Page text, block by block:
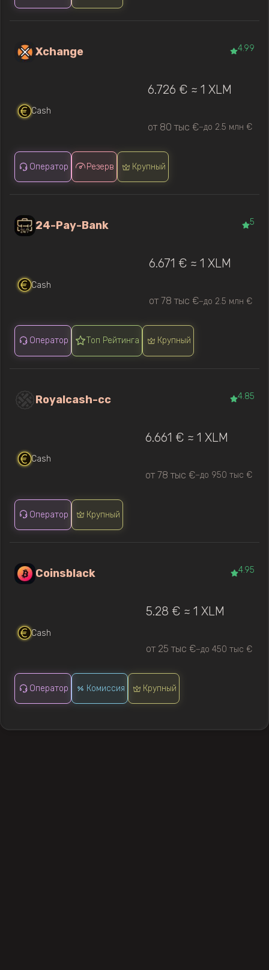
Xchange 4.99
Cash
6.726 € ≈ 1 XLM
от 80 тыс €—до 2.5 млн €
Оператор Резерв Крупный
24-Pay-Bank 5
Cash
6.671 € ≈ 1 XLM
от 78 тыс €—до 2.5 млн €
Оператор Топ Рейтинга Крупный
Royalcash-cc 4.85
Cash
6.661 € ≈ 1 XLM
от 78 тыс €—до 950 тыс €
Оператор Крупный
Coinsblack 4.95
Cash
5.28 € ≈ 1 XLM
от 25 тыс €—до 450 тыс €
Оператор Комиссия Крупный